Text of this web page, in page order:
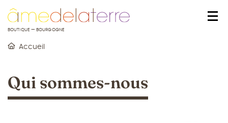
menu
contenu
BOUTIQUE — BOURGOGNE
Accueil
Qui sommes-nous